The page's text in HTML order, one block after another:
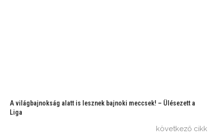
A világbajnokság alatt is lesznek bajnoki meccsek! – Ülésezett a
Liga
következő cikk